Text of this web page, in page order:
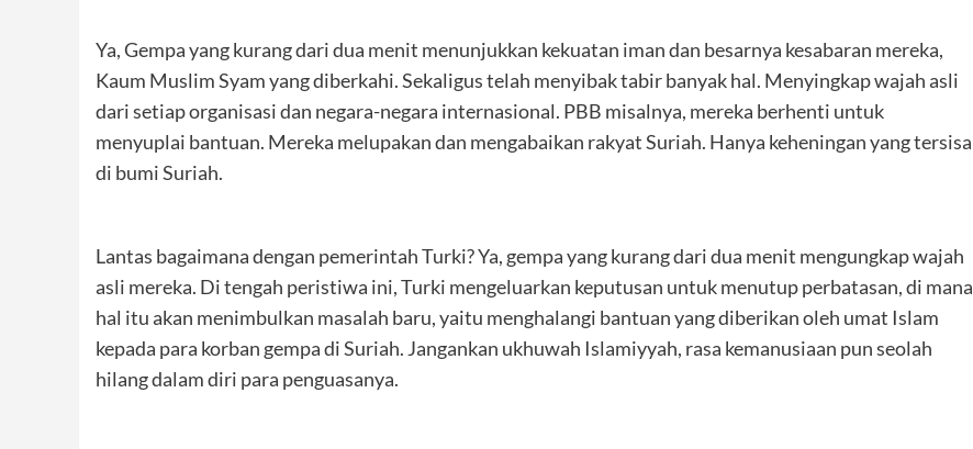
Ya, Gempa yang kurang dari dua menit menunjukkan kekuatan iman dan besarnya kesabaran mereka,
Kaum Muslim Syam yang diberkahi. Sekaligus telah menyibak tabir banyak hal. Menyingkap wajah asli
dari setiap organisasi dan negara-negara internasional. PBB misalnya, mereka berhenti untuk
menyuplai bantuan. Mereka melupakan dan mengabaikan rakyat Suriah. Hanya keheningan yang tersisa
di bumi Suriah.
Lantas bagaimana dengan pemerintah Turki? Ya, gempa yang kurang dari dua menit mengungkap wajah
asli mereka. Di tengah peristiwa ini, Turki mengeluarkan keputusan untuk menutup perbatasan, di mana
hal itu akan menimbulkan masalah baru, yaitu menghalangi bantuan yang diberikan oleh umat Islam
kepada para korban gempa di Suriah. Jangankan ukhuwah Islamiyyah, rasa kemanusiaan pun seolah
hilang dalam diri para penguasanya.